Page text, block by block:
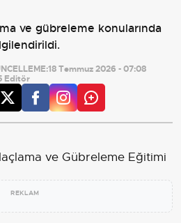
ve gübreleme konularında
18 Temmuz 2026 - 07:08
Editör
REKLAM